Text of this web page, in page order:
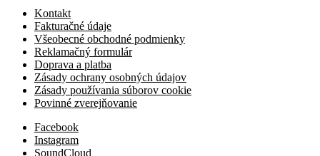
Kontakt
Fakturačné údaje
Všeobecné obchodné podmienky
Reklamačný formulár
Doprava a platba
Zásady ochrany osobných údajov
Zásady používania súborov cookie
Povinné zverejňovanie
Facebook
Instagram
SoundCloud